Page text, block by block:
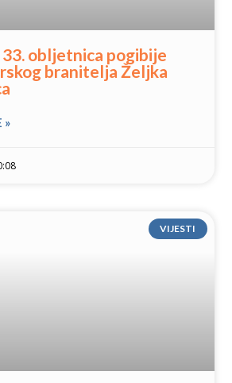
obljetnica pogibije
branitelja Željka
»
VIJESTI